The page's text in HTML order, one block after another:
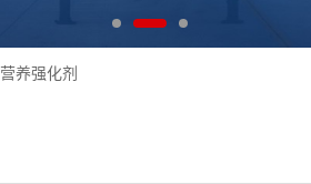
养强化剂